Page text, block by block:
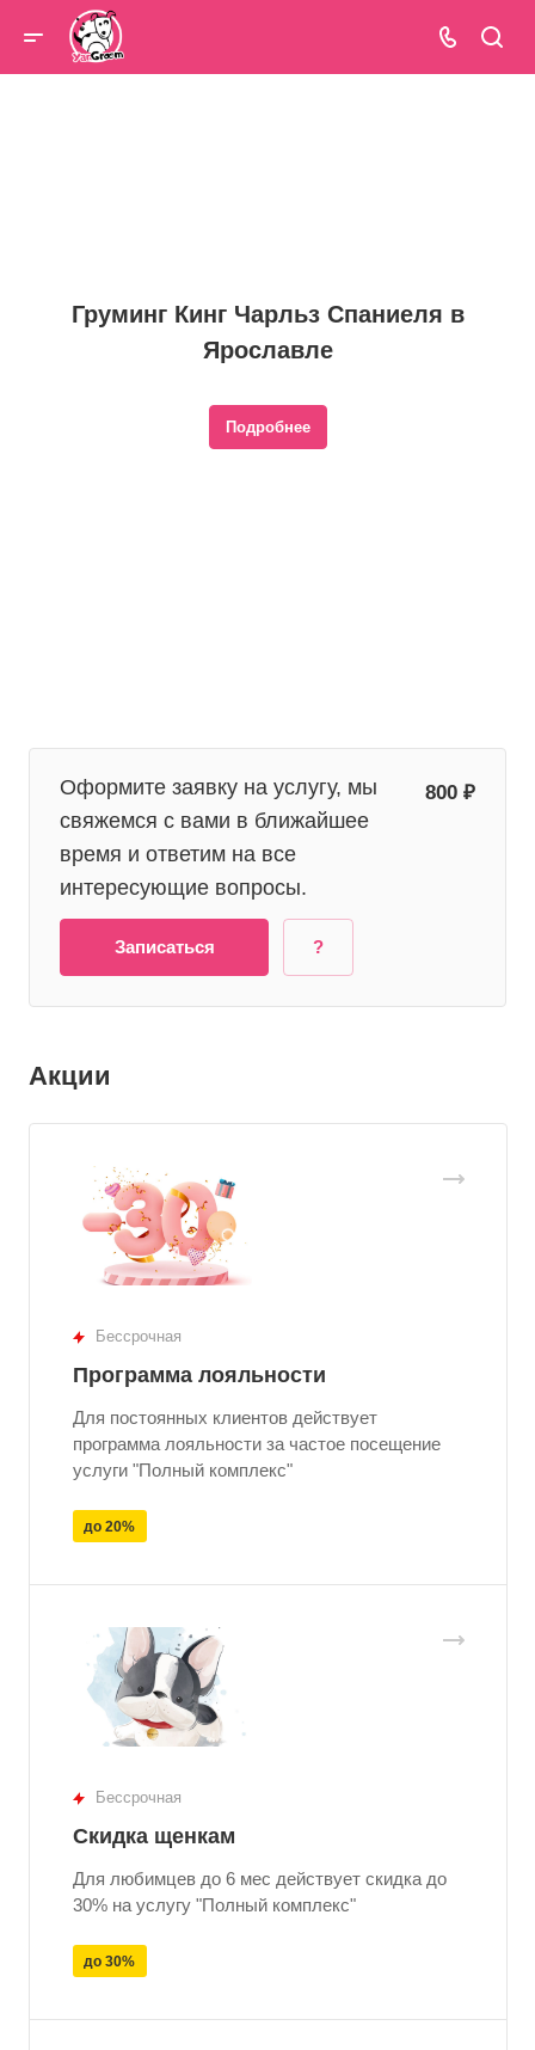
Груминг Кинг Чарльз Спаниеля в
Ярославле
Подробнее
Оформите заявку на услугу, мы
свяжемся с вами в ближайшее
время и ответим на все
интересующие вопросы.
800 ₽
Записаться ?
Акции
Бессрочная
Программа лояльности
Для постоянных клиентов действует
программа лояльности за частое посещение
услуги "Полный комплекс"
до 20%
Бессрочная
Скидка щенкам
Для любимцев до 6 мес действует скидка до
30% на услугу "Полный комплекс"
до 30%